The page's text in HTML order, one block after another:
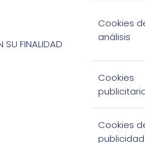
SU FINALIDAD
Cookies
análisis
Cookies
Cookies
publicidad